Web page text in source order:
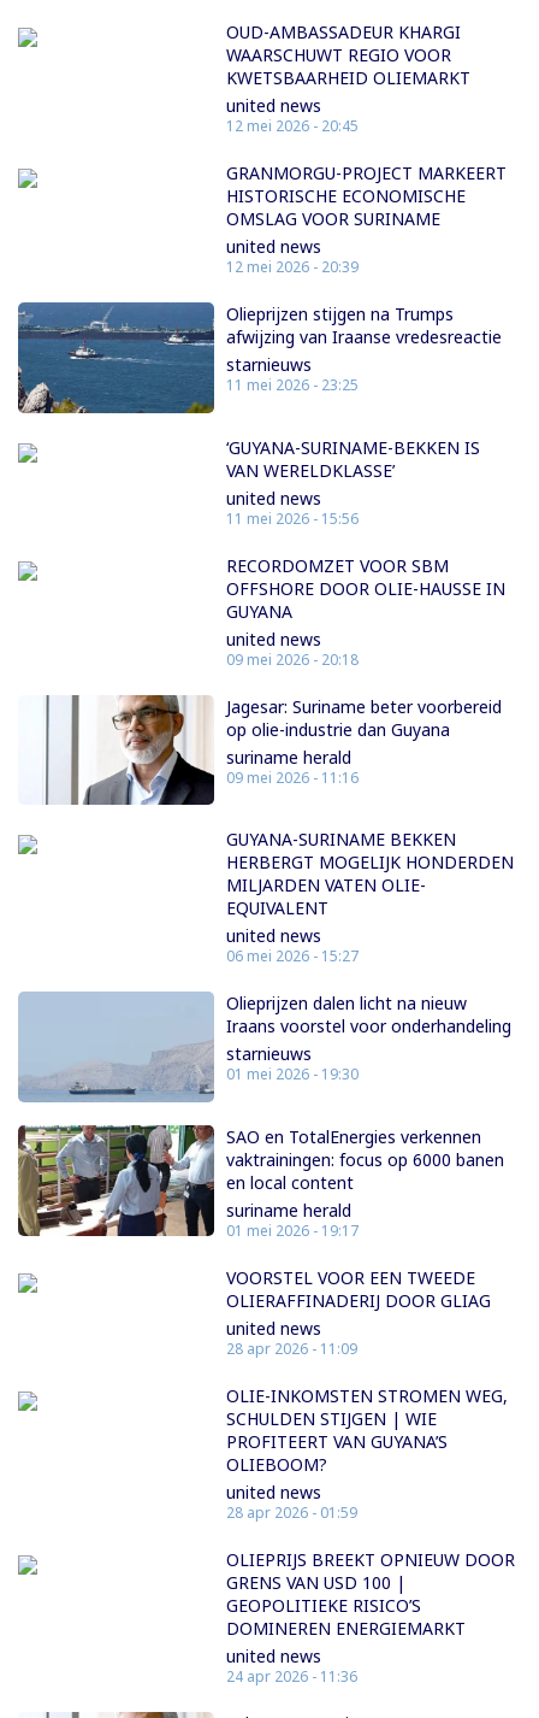
OUD-AMBASSADEUR KHARGI
WAARSCHUWT REGIO VOOR
KWETSBAARHEID OLIEMARKT
united news
12 mei 2026 - 20:45
GRANMORGU-PROJECT MARKEERT
HISTORISCHE ECONOMISCHE
OMSLAG VOOR SURINAME
united news
12 mei 2026 - 20:39
Olieprijzen stijgen na Trumps
afwijzing van Iraanse vredesreactie
starnieuws
11 mei 2026 - 23:25
‘GUYANA-SURINAME-BEKKEN IS
VAN WERELDKLASSE’
united news
11 mei 2026 - 15:56
RECORDOMZET VOOR SBM
OFFSHORE DOOR OLIE-HAUSSE IN
GUYANA
united news
09 mei 2026 - 20:18
Jagesar: Suriname beter voorbereid
op olie-industrie dan Guyana
suriname herald
09 mei 2026 - 11:16
GUYANA-SURINAME BEKKEN
HERBERGT MOGELIJK HONDERDEN
MILJARDEN VATEN OLIE-
EQUIVALENT
united news
06 mei 2026 - 15:27
Olieprijzen dalen licht na nieuw
Iraans voorstel voor onderhandeling
starnieuws
01 mei 2026 - 19:30
SAO en TotalEnergies verkennen
vaktrainingen: focus op 6000 banen
en local content
suriname herald
01 mei 2026 - 19:17
VOORSTEL VOOR EEN TWEEDE
OLIERAFFINADERIJ DOOR GLIAG
united news
28 apr 2026 - 11:09
OLIE-INKOMSTEN STROMEN WEG,
SCHULDEN STIJGEN | WIE
PROFITEERT VAN GUYANA’S
OLIEBOOM?
united news
28 apr 2026 - 01:59
OLIEPRIJS BREEKT OPNIEUW DOOR
GRENS VAN USD 100 |
GEOPOLITIEKE RISICO’S
DOMINEREN ENERGIEMARKT
united news
24 apr 2026 - 11:36